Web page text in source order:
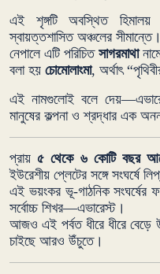
এই শৃঙ্গটি অবস্থিত হিমালয়
স্বায়ত্তশাসিত অঞ্চলের সীমান্তে।
নেপালে এটি পরিচিত সাগরমাথা
বলা হয় চোমোলাংমা, অর্থাৎ
এই নামগুলোই বলে
মানুষের কল্পনা ও শ্রদ্ধার এক
প্রায় ৫ থেকে ৬ কোটি বছর
ইউরেশীয় প্লেটের সঙ্গে সংঘর্ষে
এই ভয়ংকর ভূ-গাঠনিক সংঘর্ষের
সর্বোচ্চ শিখর—এভারেস্ট।
আজও এই পর্বত ধীরে ধীরে বেড়ে
চাইছে আরও উঁচুতে।